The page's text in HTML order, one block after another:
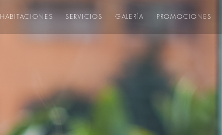
HABITACIONES SERVICIOS GALERÍA PROMOCIONES